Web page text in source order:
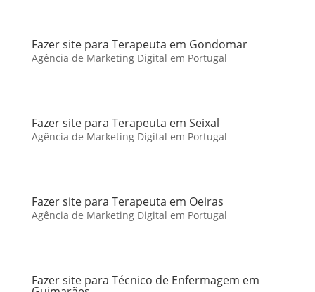
Fazer site para Terapeuta em Gondomar
Agência de Marketing Digital em Portugal
Fazer site para Terapeuta em Seixal
Agência de Marketing Digital em Portugal
Fazer site para Terapeuta em Oeiras
Agência de Marketing Digital em Portugal
Fazer site para Técnico de Enfermagem em